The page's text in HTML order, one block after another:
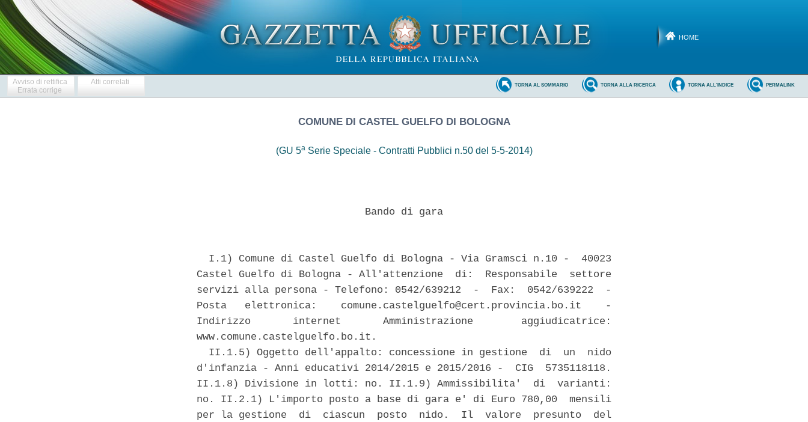
HOME
Avviso di rettifica
Errata corrige
Atti correlati PERMALINK
TORNA ALL'INDICE
TORNA ALLA RICERCA
TORNA AL SOMMARIO
COMUNE DI CASTEL GUELFO DI BOLOGNA
(GU 5aSerie Speciale - Contratti Pubblici n.50 del 5-5-2014)
                            Bando di gara
  I.1) Comune di Castel Guelfo di Bologna - Via Gramsci n.10 -  40023
Castel Guelfo di Bologna - All'attenzione  di:  Responsabile  settore
servizi alla persona - Telefono: 0542/639212  -  Fax:  0542/639222  -
Posta   elettronica:    comune.castelguelfo@cert.provincia.bo.it    -
Indirizzo       internet       Amministrazione        aggiudicatrice:
www.comune.castelguelfo.bo.it.
  II.1.5) Oggetto dell'appalto: concessione in gestione  di  un  nido
d'infanzia - Anni educativi 2014/2015 e 2015/2016 -  CIG  5735118118.
II.1.8) Divisione in lotti: no. II.1.9) Ammissibilita'  di  varianti:
no. II.2.1) L'importo posto a base di gara e' di Euro 780,00  mensili
per la gestione  di  ciascun  posto  nido.  Il  valore  presunto  del